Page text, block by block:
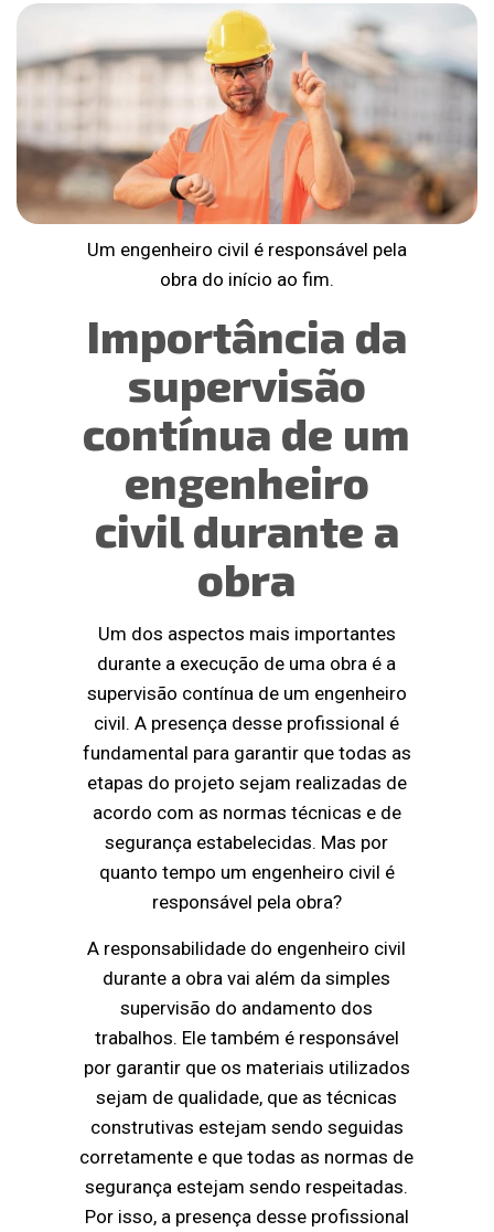
Um engenheiro civil é responsável pela
obra do início ao fim.
Importância da
supervisão
contínua de um
engenheiro
civil durante a
obra
Um dos aspectos mais importantes
durante a execução de uma obra é a
supervisão contínua de um engenheiro
civil. A presença desse profissional é
fundamental para garantir que todas as
etapas do projeto sejam realizadas de
acordo com as normas técnicas e de
segurança estabelecidas. Mas por
quanto tempo um engenheiro civil é
responsável pela obra?
A responsabilidade do engenheiro civil
durante a obra vai além da simples
supervisão do andamento dos
trabalhos. Ele também é responsável
por garantir que os materiais utilizados
sejam de qualidade, que as técnicas
construtivas estejam sendo seguidas
corretamente e que todas as normas de
segurança estejam sendo respeitadas.
Por isso, a presença desse profissional